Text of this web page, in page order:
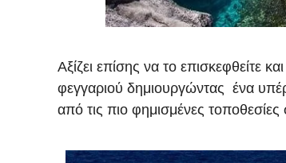
Αξίζει επίσης να το επισκεφθείτε
φεγγαριού δημιουργώντας ένα
από τις πιο φημισμένες